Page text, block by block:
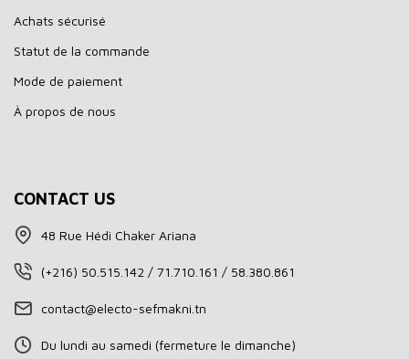
Achats sécurisé
Statut de la commande
Mode de paiement
À propos de nous
CONTACT US
48 Rue Hédi Chaker Ariana
(+216) 50.515.142 / 71.710.161 / 58.380.861
contact@electo-sefmakni.tn
Du lundi au samedi (fermeture le dimanche)